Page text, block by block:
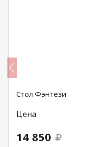
Стол Фэнтези
Цена
14 850